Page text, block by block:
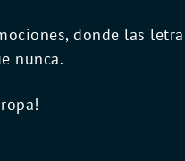
donde las
nunca.